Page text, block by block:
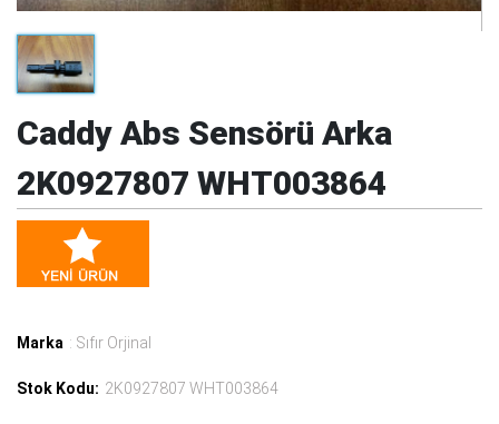
Caddy Abs Sensörü Arka
2K0927807 WHT003864
Marka : Sıfır Orjinal
Stok Kodu: 2K0927807 WHT003864